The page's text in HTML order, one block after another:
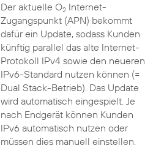
Der aktuelle O2Internet-
Zugangspunkt (APN) bekommt
dafür ein Update, sodass Kunden
künftig parallel das alte Internet-
Protokoll IPv4 sowie den neueren
IPv6-Standard nutzen können (=
Dual Stack-Betrieb). Das Update
wird automatisch eingespielt. Je
nach Endgerät können Kunden
IPv6 automatisch nutzen oder
müssen dies manuell einstellen.